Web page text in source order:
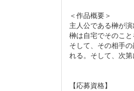
＜作品概要＞
主人公である榊が
榊は自宅でそのこ
そして、その相手
れる。そして、次
【応募資格】